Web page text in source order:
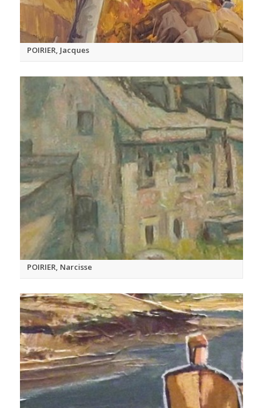
POIRIER, Jacques
POIRIER, Narcisse